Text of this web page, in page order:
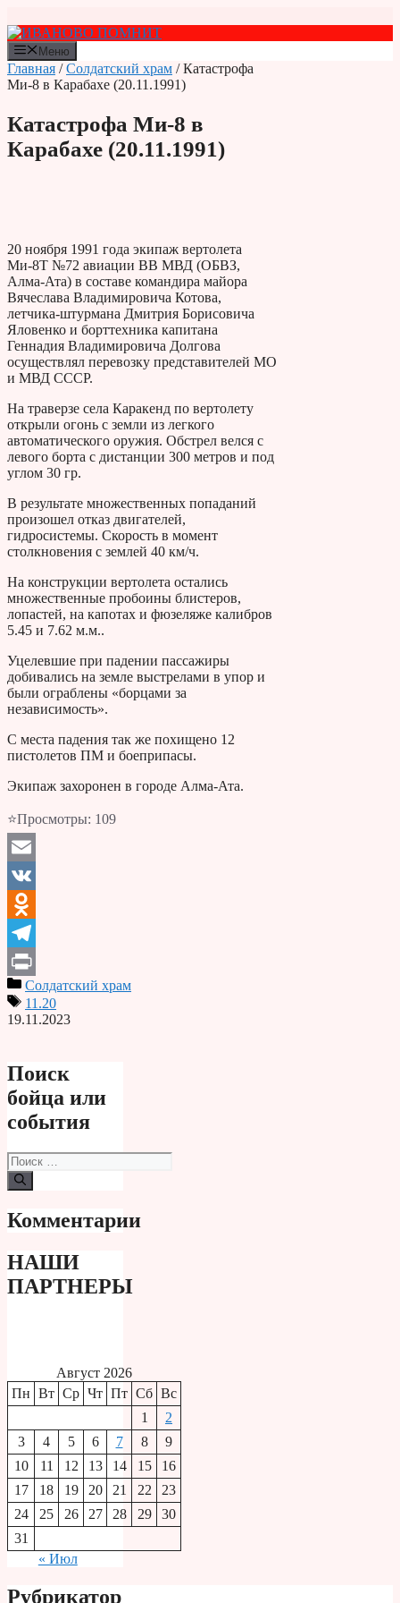
к
содержимому
Меню
Главная /Солдатский храм / Катастрофа
Ми-8 в Карабахе (20.11.1991)
Катастрофа Ми-8 в
Карабахе (20.11.1991)
20 ноября 1991 года экипаж вертолета
Ми-8Т №72 авиации ВВ МВД (ОБВЗ,
Алма-Ата) в составе командира майора
Вячеслава Владимировича Котова,
летчика-штурмана Дмитрия Борисовича
Яловенко и борттехника капитана
Геннадия Владимировича Долгова
осуществлял перевозку представителей МО
и МВД СССР.
На траверзе села Каракенд по вертолету
открыли огонь с земли из легкого
автоматического оружия. Обстрел велся с
левого борта с дистанции 300 метров и под
углом 30 гр.
В результате множественных попаданий
произошел отказ двигателей,
гидросистемы. Скорость в момент
столкновения с землей 40 км/ч.
На конструкции вертолета остались
множественные пробоины блистеров,
лопастей, на капотах и фюзеляже калибров
5.45 и 7.62 м.м..
Уцелевшие при падении пассажиры
добивались на земле выстрелами в упор и
были ограблены «борцами за
независимость».
С места падения так же похищено 12
пистолетов ПМ и боеприпасы.
Экипаж захоронен в городе Алма-Ата.
⭐Просмотры: 109
Email
VK
Odnoklassniki
Telegram
PrintСолдатский храм
11.20
19.11.2023
Поиск
бойца или
события
Поиск:
Комментарии
НАШИ
ПАРТНЕРЫ
Август 2026
Пн Вт Ср Чт Пт Сб Вс
1
2
3
4 5 6 7 8
9
10
11 12 13 14 15
16
17
18 19 20 21 22
23
24
25 26 27 28 29
30
31
« Июл
Рубрикатор